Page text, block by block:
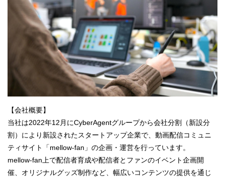
【会社概要】
当社は2022年12月にCyberAgentグループから会社分割（新設分
割）により新設されたスタートアップ企業で、動画配信コミュニ
ティサイト「mellow-fan」の企画・運営を行っています。
mellow-fan上で配信者育成や配信者とファンのイベント企画開
催、オリジナルグッズ制作など、幅広いコンテンツの提供を通じ